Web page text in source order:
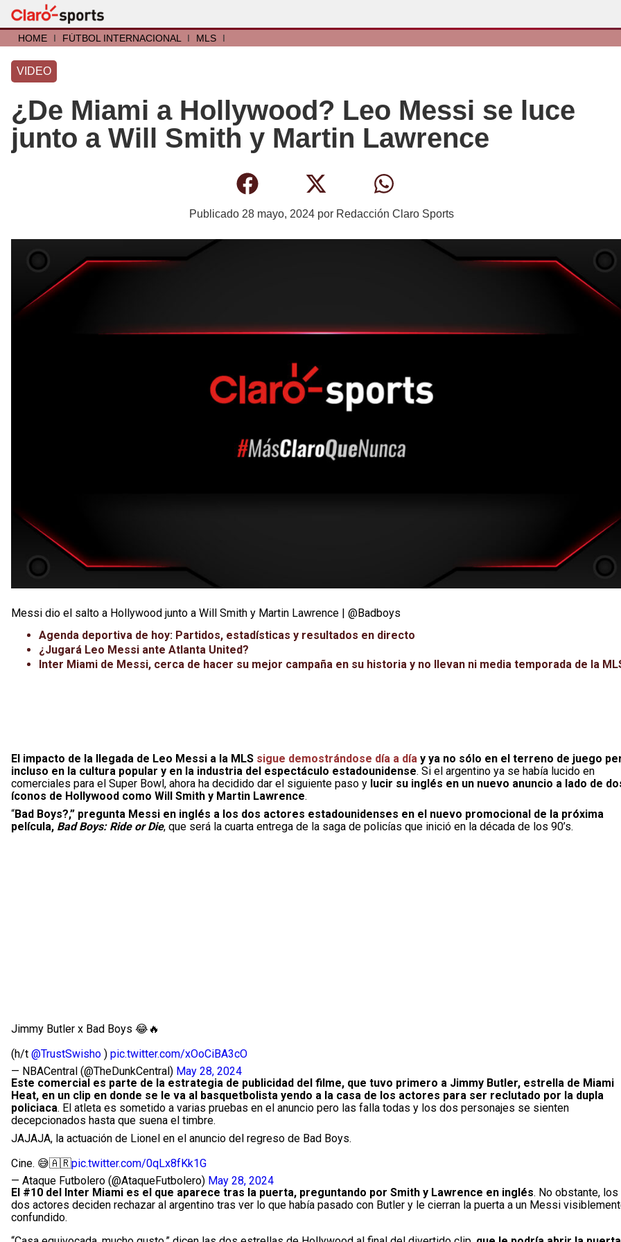
HOME I FÚTBOL INTERNACIONAL I MLS I
VIDEO
¿De Miami a Hollywood? Leo Messi se luce
junto a Will Smith y Martin Lawrence
Publicado 28 mayo, 2024 por Redacción Claro Sports
Messi dio el salto a Hollywood junto a Will Smith y Martin Lawrence | @Badboys
Agenda deportiva de hoy: Partidos, estadísticas y resultados en directo
¿Jugará Leo Messi ante Atlanta United?
Inter Miami de Messi, cerca de hacer su mejor campaña en su historia y no llevan ni media temporada de la
El impacto de la llegada de Leo Messi a la MLS sigue demostrándose día a día y ya no sólo en el terreno de juego
incluso en la cultura popular y en la industria del espectáculo estadounidense. Si el argentino ya se había lucido en
comerciales para el Super Bowl, ahora ha decidido dar el siguiente paso y lucir su inglés en un nuevo anuncio a lado de
íconos de Hollywood como Will Smith y Martin Lawrence.
“Bad Boys?,” pregunta Messi en inglés a los dos actores estadounidenses en el nuevo promocional de la próxima
película, Bad Boys: Ride or Die, que será la cuarta entrega de la saga de policías que inició en la década de los 90’s.
Jimmy Butler x Bad Boys 😂🔥
(h/t @TrustSwisho ) pic.twitter.com/xOoCiBA3cO
— NBACentral (@TheDunkCentral) May 28, 2024
Este comercial es parte de la estrategia de publicidad del filme, que tuvo primero a Jimmy Butler, estrella de Miami
Heat, en un clip en donde se le va al basquetbolista yendo a la casa de los actores para ser reclutado por la dupla
policiaca. El atleta es sometido a varias pruebas en el anuncio pero las falla todas y los dos personajes se sienten
decepcionados hasta que suena el timbre.
JAJAJA, la actuación de Lionel en el anuncio del regreso de Bad Boys.
Cine. 😅🇦🇷pic.twitter.com/0qLx8fKk1G
— Ataque Futbolero (@AtaqueFutbolero) May 28, 2024
El #10 del Inter Miami es el que aparece tras la puerta, preguntando por Smith y Lawrence en inglés. No obstante, los
dos actores deciden rechazar al argentino tras ver lo que había pasado con Butler y le cierran la puerta a un Messi
confundido.